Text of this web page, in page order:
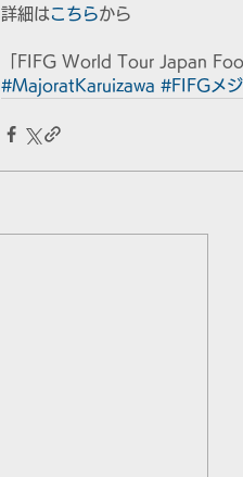
詳細は こちらから
「FIFG World Tour Japan
#MajoratKaruizawa #FIFGメ